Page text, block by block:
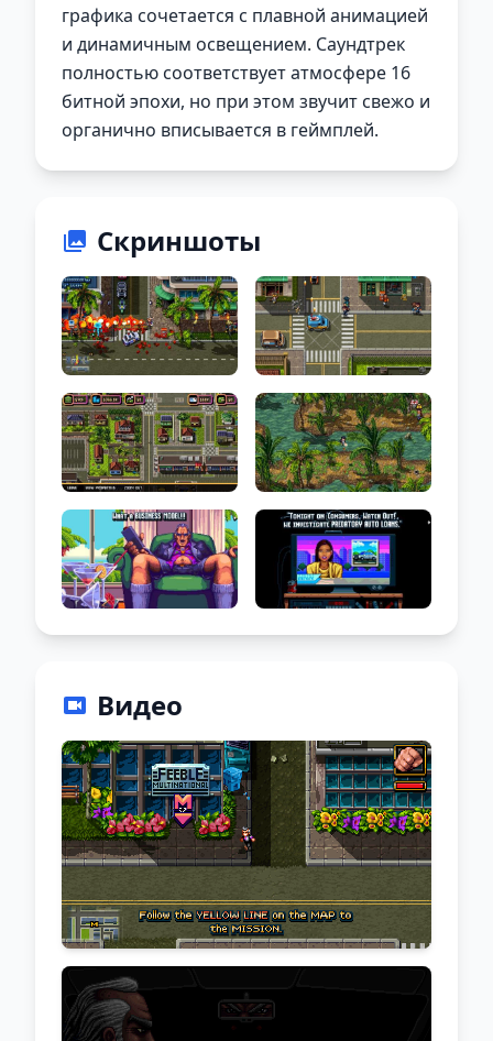
графика сочетается с плавной анимацией
и динамичным освещением. Саундтрек
полностью соответствует атмосфере 16
битной эпохи, но при этом звучит свежо и
органично вписывается в геймплей.
Скриншоты
Видео